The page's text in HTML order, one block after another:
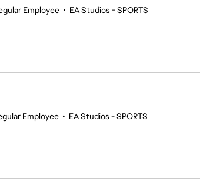
Employee • EA Studios - SPORTS
Employee • EA Studios - SPORTS